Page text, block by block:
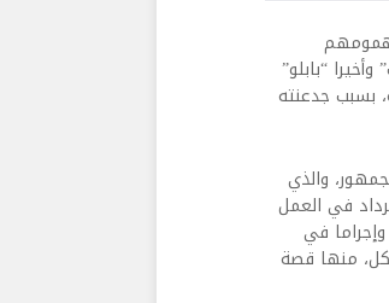
همومهم
“بابلو”
بسبب جدعنته
والذي
في العمل
في
منها قصة